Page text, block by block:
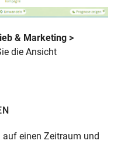
& Marketing >
die Ansicht
einen Zeitraum und